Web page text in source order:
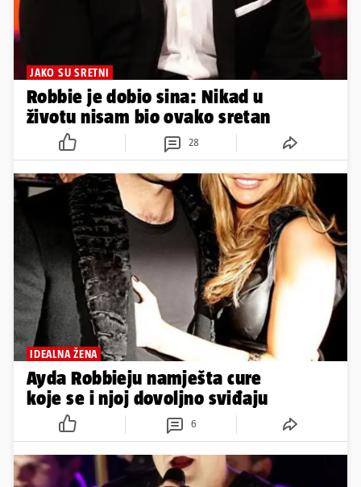
JAKO SU SRETNI
Robbie je dobio sina: Nikad u
životu nisam bio ovako sretan
28
IDEALNA ŽENA
Ayda Robbieju namješta cure
koje se i njoj dovoljno sviđaju
6